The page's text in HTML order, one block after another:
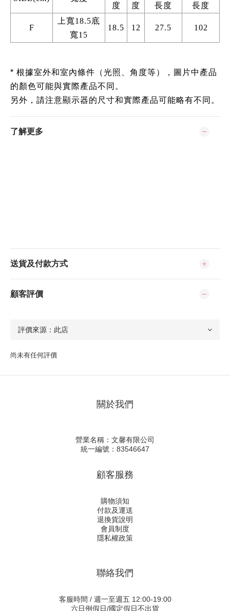
度
度
長度
長度
F
上寬18.5底
寬15
18.5 12 27.5 102
* 根據室外和室內條件（光照、角度等），圖片中產品
的顏色可能與實際產品不同。
另外，請注意顯示器的尺寸和實際產品可能略有不同。
了解更多
送貨及付款方式
顧客評價
尚未有任何評價
關於我們
營業名稱：文馨有限公司
統一編號：83546647
顧客服務
購物須知
付款及運送
退換貨說明
會員制度
隱私權政策
聯絡我們
客服時間 / 週一至週五 12:00-19:00
六日例假日/國定假日不出貨